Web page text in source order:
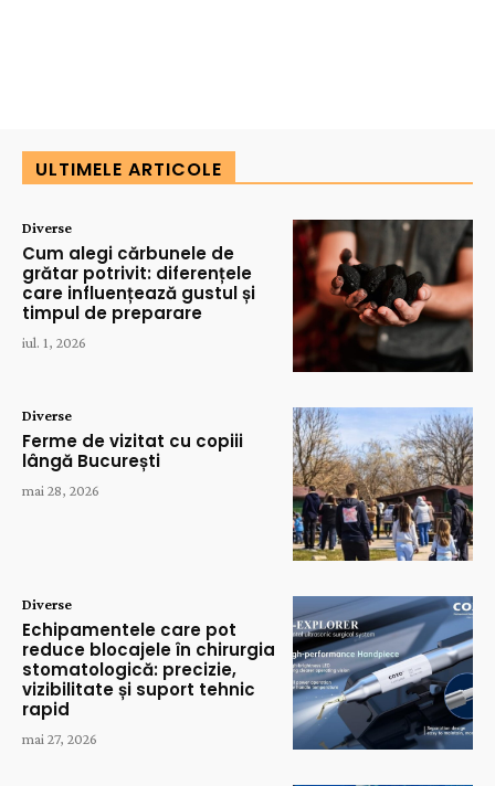
ULTIMELE ARTICOLE
Diverse
Cum alegi cărbunele de
grătar potrivit: diferențele
care influențează gustul și
timpul de preparare
iul. 1, 2026
Diverse
Ferme de vizitat cu copiii
lângă București
mai 28, 2026
Diverse
Echipamentele care pot
reduce blocajele în chirurgia
stomatologică: precizie,
vizibilitate și suport tehnic
rapid
mai 27, 2026